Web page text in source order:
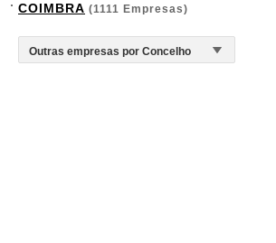
COIMBRA (1111 Empresas)